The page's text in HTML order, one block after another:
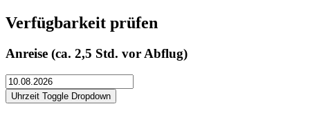
Verfügbarkeit prüfen
Anreise (ca. 2,5 Std. vor Abflug)
Uhrzeit Toggle Dropdown